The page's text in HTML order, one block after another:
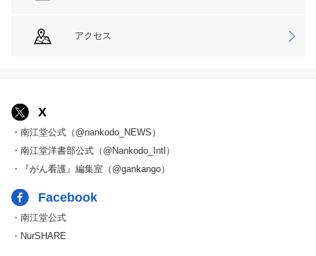
アクセス
X
・南江堂公式（@nankodo_NEWS）
・南江堂洋書部公式（@Nankodo_Intl）
・『がん看護』編集室（@gankango）
Facebook
・南江堂公式
・NurSHARE